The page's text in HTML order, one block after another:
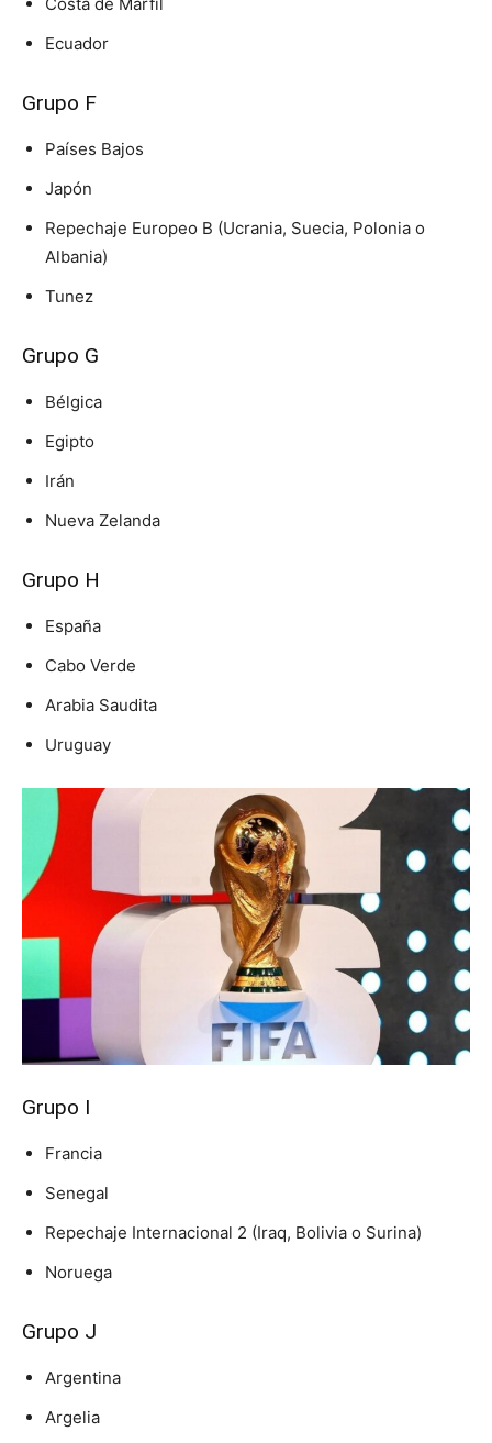
Costa de Marfil
Ecuador
Grupo F
Países Bajos
Japón
Repechaje Europeo B (Ucrania, Suecia, Polonia o
Albania)
Tunez
Grupo G
Bélgica
Egipto
Irán
Nueva Zelanda
Grupo H
España
Cabo Verde
Arabia Saudita
Uruguay
Grupo I
Francia
Senegal
Repechaje Internacional 2 (Iraq, Bolivia o Surina)
Noruega
Grupo J
Argentina
Argelia